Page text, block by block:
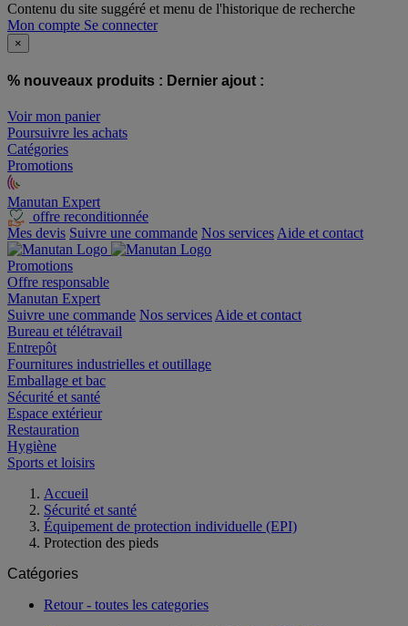
Contenu du site suggéré et menu de l'historique de recherche
Mon compte Se connecter
×
% nouveaux produits : Dernier ajout :
Voir mon panier
Poursuivre les achats
Catégories
Promotions
Manutan Expert
offre reconditionnée
Mes devis Suivre une commande Nos services Aide et contact
Promotions
Offre responsable
Manutan Expert
Suivre une commande Nos services Aide et contact
Bureau et télétravail
Entrepôt
Fournitures industrielles et outillage
Emballage et bac
Sécurité et santé
Espace extérieur
Restauration
Hygiène
Sports et loisirs
Accueil
Sécurité et santé
Équipement de protection individuelle (EPI)
Protection des pieds
Catégories
Retour - toutes les categories